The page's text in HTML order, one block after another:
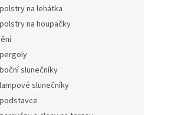
polstry na lehátka
polstry na houpačky
pergoly
boční slunečníky
lampové slunečníky
podstavce